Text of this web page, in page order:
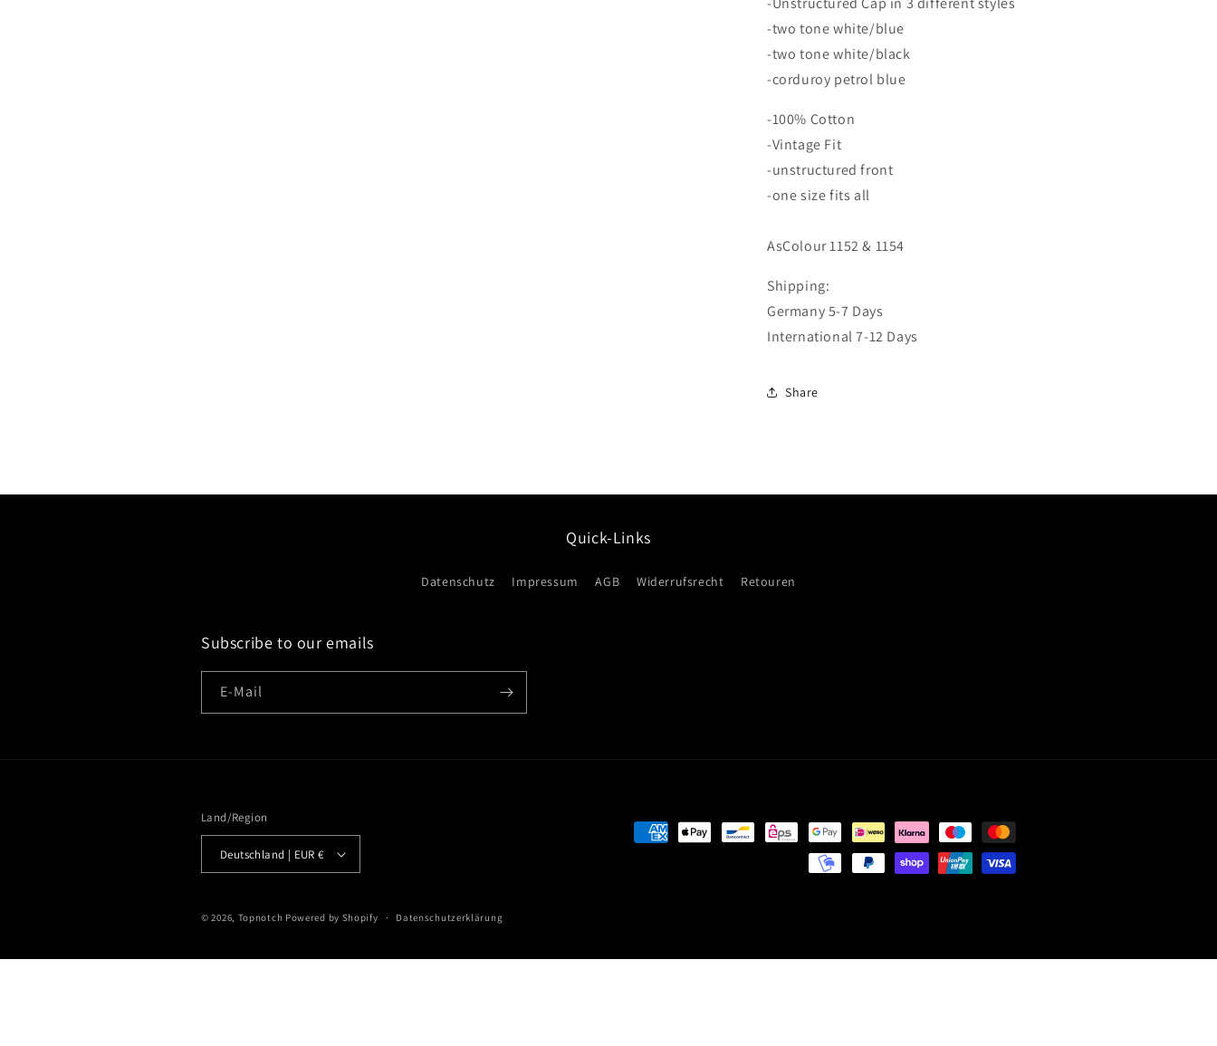
-two tone white/blue
-two tone white/black
-corduroy petrol blue
-100% Cotton
-Vintage Fit
-unstructured front
-one size fits all
AsColour 1152 & 1154
Shipping:
Germany 5-7 Days
International 7-12 Days
Share
Quick-Links
Datenschutz Impressum AGB Widerrufsrecht Retouren
Subscribe to our emails
E-Mail
Land/Region
Deutschland | EUR €
Zahlungsmethoden
© 2026, Topnotch Powered by Shopify Datenschutzerklärung